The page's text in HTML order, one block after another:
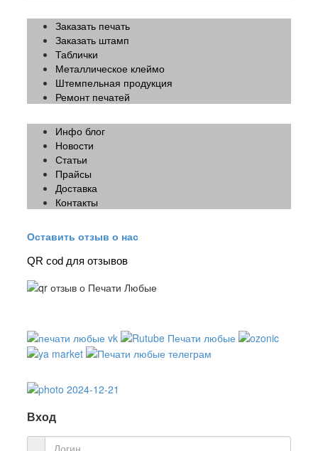
Заказать печать
Заказать штамп
Таблички
Металлическое клеймо
Штемпельная продукция
Ремонт печатей
Инфо блог
Новости
Статьи
Прайсы
Доставка
Контакты
Оставить отзыв о нас
QR cod для отзывов
Вход